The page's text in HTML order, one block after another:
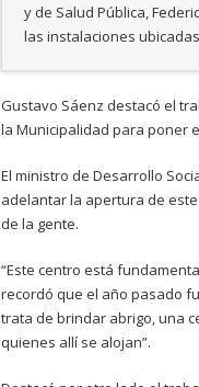
y de Salud Pública,
las instalaciones
Gustavo Sáenz destacó el
la Municipalidad para poner
El ministro de Desarrollo
adelantar la apertura de
de la gente.
“Este centro está
recordó que el año pasado
trata de brindar abrigo, una
quienes allí se alojan”.